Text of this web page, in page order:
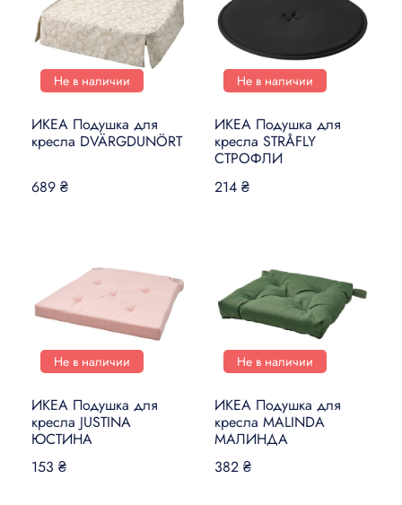
Не в наличии
ИКЕА Подушка для
кресла DVÄRGDUNÖRT
689 ₴
Не в наличии
ИКЕА Подушка для
кресла STRÅFLY
СТРОФЛИ
214 ₴
Не в наличии
ИКЕА Подушка для
кресла JUSTINA
ЮСТИНА
153 ₴
Не в наличии
ИКЕА Подушка для
кресла MALINDA
МАЛИНДА
382 ₴